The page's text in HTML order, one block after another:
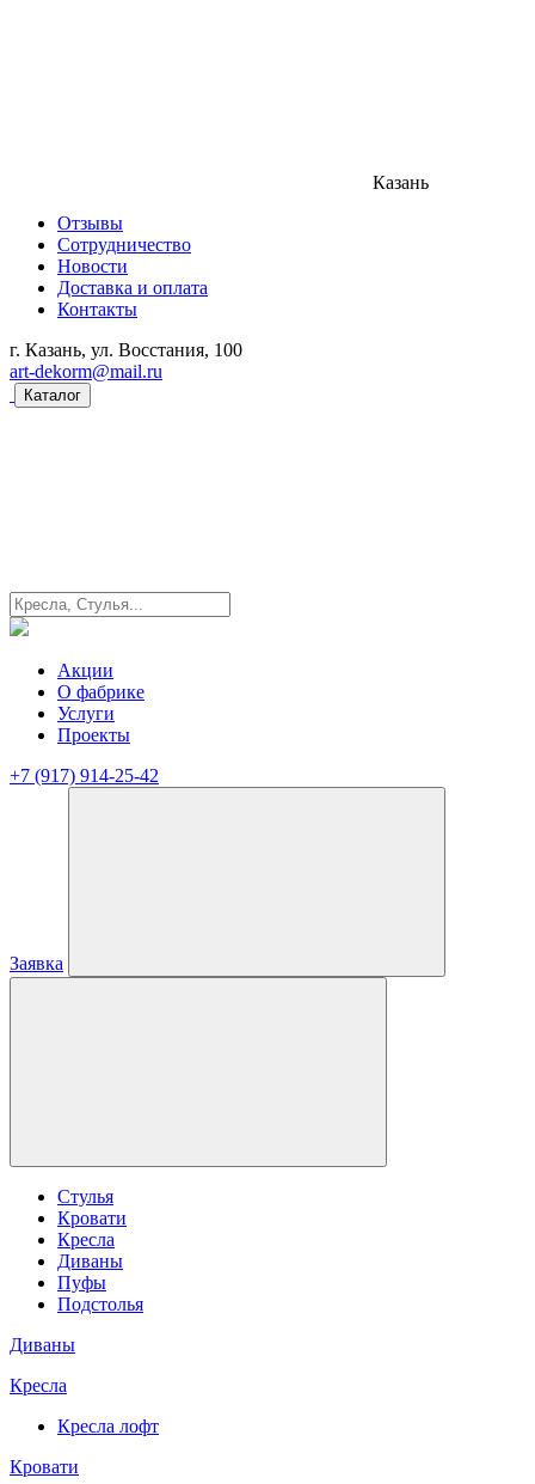
Казань
Отзывы
Сотрудничество
Новости
Доставка и оплата
Контакты
г. Казань, ул. Восстания, 100
art-dekorm@mail.ru
Каталог
Акции
О фабрике
Услуги
Проекты
+7 (917) 914-25-42
Заявка
Стулья
Кровати
Кресла
Диваны
Пуфы
Подстолья
Диваны
Кресла
Кресла лофт
Кровати